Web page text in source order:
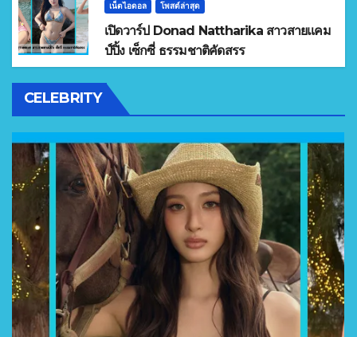
เน็ตไอดอล โพสต์ล่าสุด
เปิดวาร์ป Donad Nattharika สาวสายแคม
ป์ปิ้ง เซ็กซี่ ธรรมชาติคัดสรร
CELEBRITY